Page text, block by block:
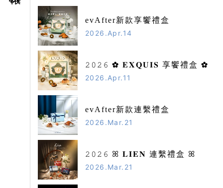
常見問題
客戶專區
evAfter新款享饗禮盒
2026.Apr.14
𝟸𝟶𝟸𝟼 ✿ 𝐄𝐗𝐐𝐔𝐈𝐒 享饗禮盒 ✿
2026.Apr.11
evAfter新款連繫禮盒
2026.Mar.21
𝟸𝟶𝟸𝟼 ꕤ 𝐋𝐈𝐄𝐍 連繫禮盒 ꕤ
2026.Mar.21